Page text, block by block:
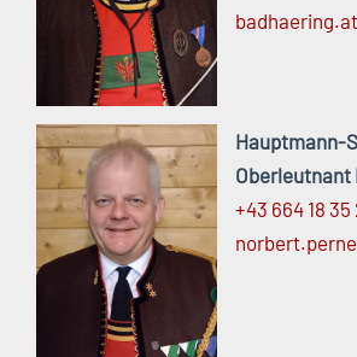
badhaering.at
Hauptmann-
Oberleutnant
+43 664 18 35
norbert.